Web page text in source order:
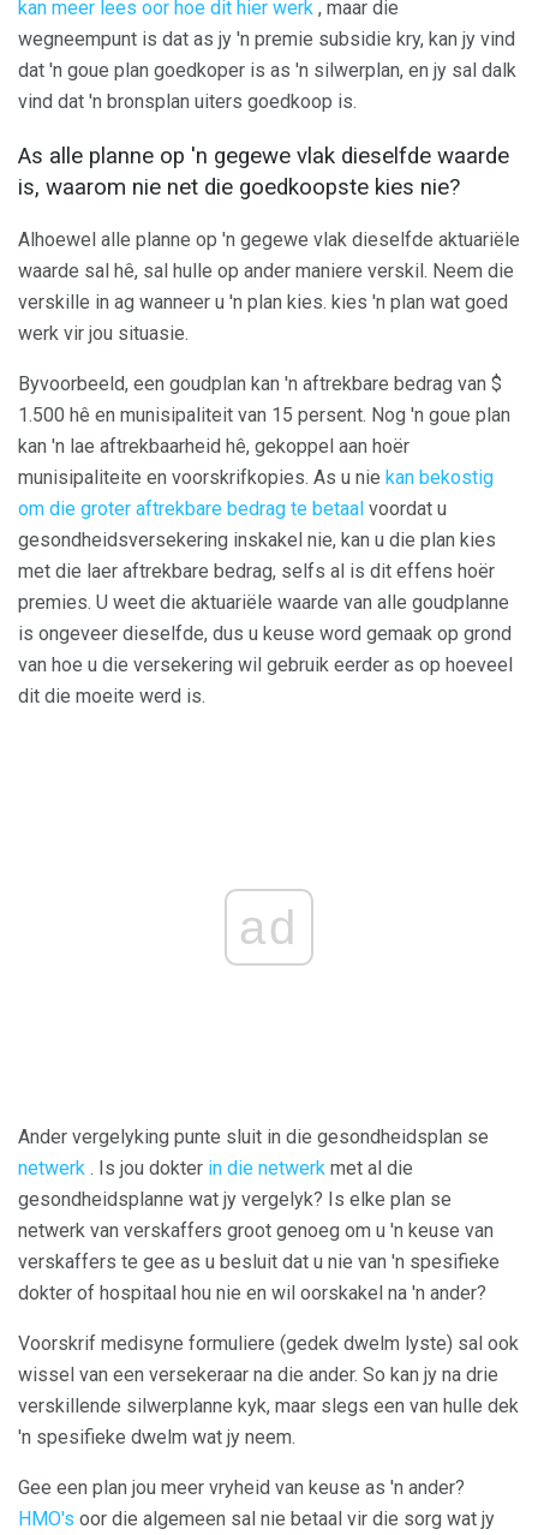
kan meer lees oor hoe dit hier werk , maar die
wegneempunt is dat as jy 'n premie subsidie ​​kry, kan jy vind
dat 'n goue plan goedkoper is as 'n silwerplan, en jy sal dalk
vind dat 'n bronsplan uiters goedkoop is.
As alle planne op 'n gegewe vlak dieselfde waarde
is, waarom nie net die goedkoopste kies nie?
Alhoewel alle planne op 'n gegewe vlak dieselfde aktuariële
waarde sal hê, sal hulle op ander maniere verskil. Neem die
verskille in ag wanneer u 'n plan kies. kies 'n plan wat goed
werk vir jou situasie.
Byvoorbeeld, een goudplan kan 'n aftrekbare bedrag van $
1.500 hê en munisipaliteit van 15 persent. Nog 'n goue plan
kan 'n lae aftrekbaarheid hê, gekoppel aan hoër
munisipaliteite en voorskrifkopies. As u nie kan bekostig
om die groter aftrekbare bedrag te betaal voordat u
gesondheidsversekering inskakel nie, kan u die plan kies
met die laer aftrekbare bedrag, selfs al is dit effens hoër
premies. U weet die aktuariële waarde van alle goudplanne
is ongeveer dieselfde, dus u keuse word gemaak op grond
van hoe u die versekering wil gebruik eerder as op hoeveel
dit die moeite werd is.
ad
Ander vergelyking punte sluit in die gesondheidsplan se
netwerk . Is jou dokter in die netwerk met al die
gesondheidsplanne wat jy vergelyk? Is elke plan se
netwerk van verskaffers groot genoeg om u 'n keuse van
verskaffers te gee as u besluit dat u nie van 'n spesifieke
dokter of hospitaal hou nie en wil oorskakel na 'n ander?
Voorskrif medisyne formuliere (gedek dwelm lyste) sal ook
wissel van een versekeraar na die ander. So kan jy na drie
verskillende silwerplanne kyk, maar slegs een van hulle dek
'n spesifieke dwelm wat jy neem.
Gee een plan jou meer vryheid van keuse as 'n ander?
HMO's oor die algemeen sal nie betaal vir die sorg wat jy